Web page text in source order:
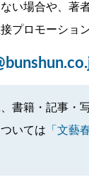
い場合や、著
プロモーショ
書籍・記事・
いては 「文藝